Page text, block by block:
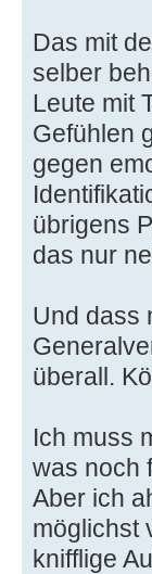
Das mit
selber
Leute mit
Gefühlen
gegen
übrigens
das nur
Und dass
überall.
Ich muss
was noch
Aber ich
möglichst
knifflige